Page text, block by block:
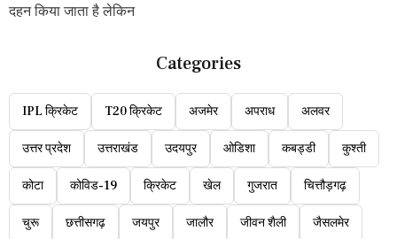
दहन किया जाता है लेकिन
Categories
IPL क्रिकेट T20 क्रिकेट अजमेर अपराध अलवर
उत्तर प्रदेश उत्तराखंड उदयपुर ओडिशा कबड्डी कुश्ती
कोटा कोविड-19 क्रिकेट खेल गुजरात चित्तौड़गढ़
चुरू छत्तीसगढ़ जयपुर जालौर जीवन शैली जैसलमेर